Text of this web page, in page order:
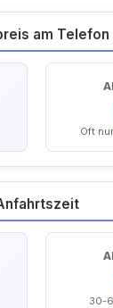
am Telefon
Oft
30-